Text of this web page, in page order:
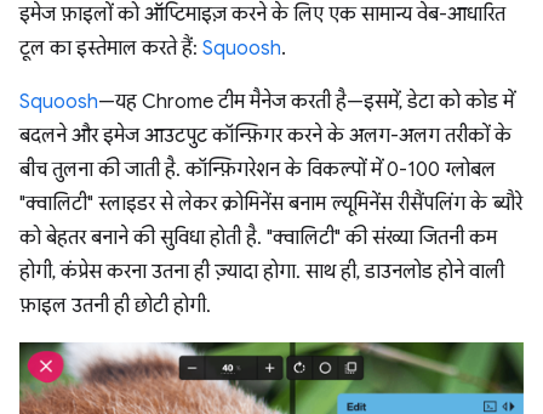
इमेज फ़ाइलों को ऑप्टिमाइज़ करने के लिए एक सामान्य वेब-आधारित
टूल का इस्तेमाल करते हैं: Squoosh.
Squoosh—यह Chrome टीम मैनेज करती है—इसमें, डेटा को कोड में
बदलने और इमेज आउटपुट कॉन्फ़िगर करने के अलग-अलग तरीकों के
बीच तुलना की जाती है. कॉन्फ़िगरेशन के विकल्पों में 0-100 ग्लोबल
"क्वालिटी" स्लाइडर से लेकर क्रोमिनेंस बनाम ल्यूमिनेंस रीसैंपलिंग के ब्यौरे
को बेहतर बनाने की सुविधा होती है. "क्वालिटी" की संख्या जितनी कम
होगी, कंप्रेस करना उतना ही ज़्यादा होगा. साथ ही, डाउनलोड होने वाली
फ़ाइल उतनी ही छोटी होगी.